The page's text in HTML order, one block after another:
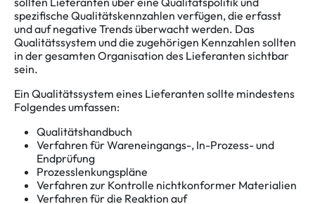
spezifische Qualitätskennzahlen verfügen, die erfasst
und auf negative Trends überwacht werden. Das
Qualitätssystem und die zugehörigen Kennzahlen sollten
in der gesamten Organisation des Lieferanten sichtbar
sein.
Ein Qualitätssystem eines Lieferanten sollte mindestens
Folgendes umfassen:
Qualitätshandbuch
Verfahren für Wareneingangs-, In-Prozess- und
Endprüfung
Prozesslenkungspläne
Verfahren zur Kontrolle nichtkonformer Materialien
Verfahren für die Reaktion auf